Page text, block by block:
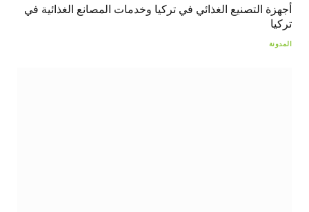
أجهزة التصنيع الغذائي في تركيا وخدمات المصانع الغذائية في
تركيا
المدونة